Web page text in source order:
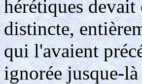
hérétiques
distincte,
qui l'avaient
ignorée jusque-